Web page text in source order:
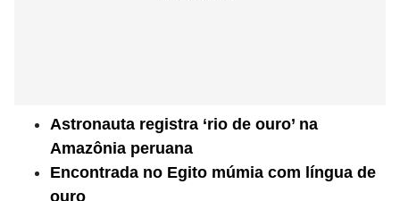
Astronauta registra ‘rio de ouro’ na
Amazônia peruana
Encontrada no Egito múmia com língua de
ouro